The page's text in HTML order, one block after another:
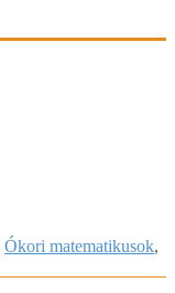
Ókori matematikusok,